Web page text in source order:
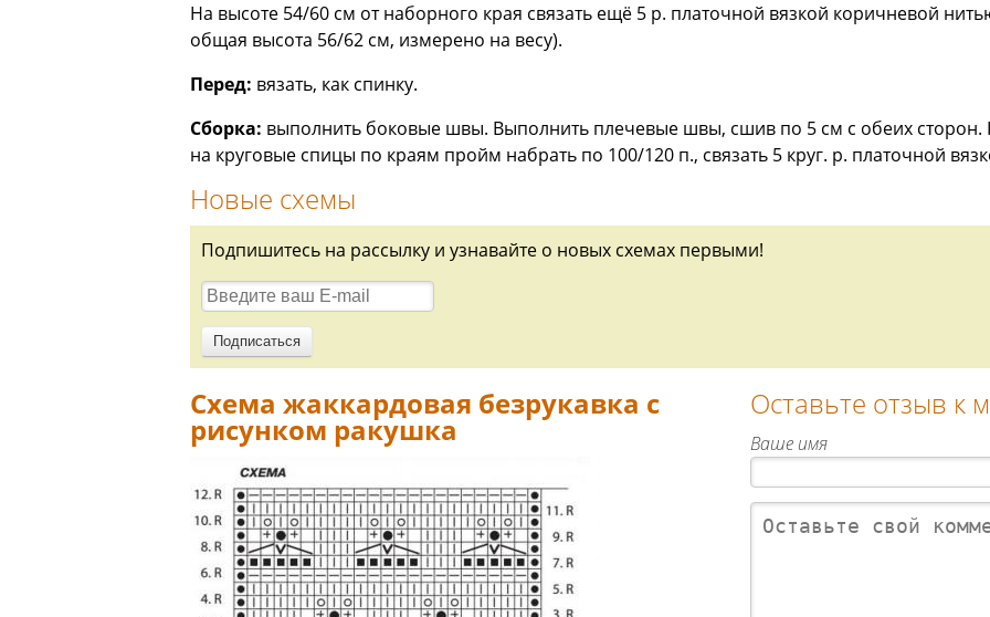
На высоте 54/60 см от наборного края связать ещё 5 р. платочной вязкой коричневой
общая высота 56/62 см, измерено на весу).
Перед: вязать, как спинку.
Сборка: выполнить боковые швы. Выполнить плечевые швы, сшив по 5 см с обеих
на круговые спицы по краям пройм набрать по 100/120 п., связать 5 круг. р. платочной
Новые схемы
Подпишитесь на рассылку и узнавайте о новых схемах первыми!
Схема жаккардовая безрукавка с
рисунком ракушка
Оставьте отзыв к
Ваше имя